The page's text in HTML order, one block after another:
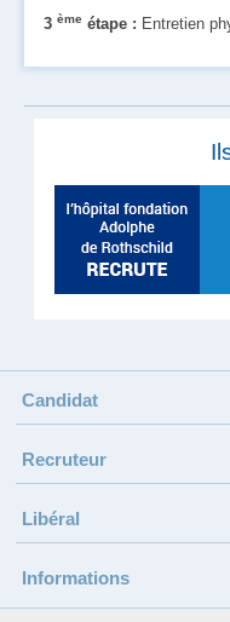
3 ème étape : Entretien
Candidat
Recruteur
Libéral
Informations